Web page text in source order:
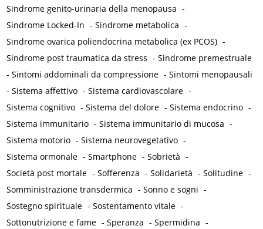
Sindrome genito-urinaria della menopausa -
Sindrome Locked-In -Sindrome metabolica -
Sindrome ovarica poliendocrina metabolica (ex PCOS) -
Sindrome post traumatica da stress -Sindrome premestruale
-Sintomi addominali da compressione -Sintomi menopausali
-Sistema affettivo -Sistema cardiovascolare -
Sistema cognitivo -Sistema del dolore -Sistema endocrino -
Sistema immunitario -Sistema immunitario di mucosa -
Sistema motorio -Sistema neurovegetativo -
Sistema ormonale -Smartphone -Sobrietà -
Società post mortale -Sofferenza -Solidarietà -Solitudine -
Somministrazione transdermica -Sonno e sogni -
Sostegno spirituale -Sostentamento vitale -
Sottonutrizione e fame -Speranza -Spermidina -